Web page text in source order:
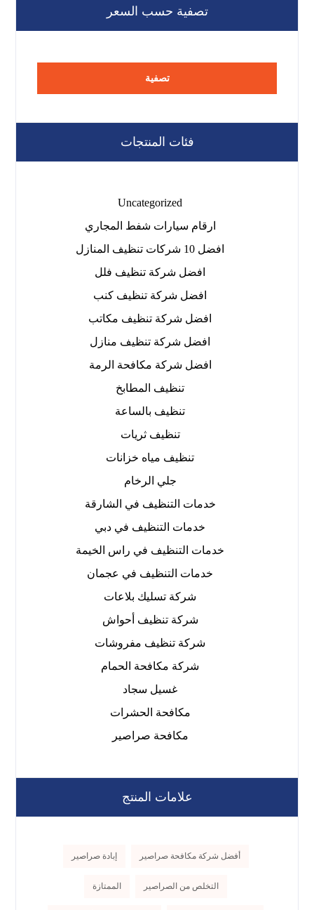
تصفية حسب السعر
تصفية
فئات المنتجات
Uncategorized
ارقام سيارات شفط المجاري
افضل 10 شركات تنظيف المنازل
افضل شركة تنظيف فلل
افضل شركة تنظيف كنب
افضل شركة تنظيف مكاتب
افضل شركة تنظيف منازل
افضل شركة مكافحة الرمة
تنظيف المطابخ
تنظيف بالساعة
تنظيف ثريات
تنظيف مياه خزانات
جلي الرخام
خدمات التنظيف في الشارقة
خدمات التنظيف في دبي
خدمات التنظيف في راس الخيمة
خدمات التنظيف في عجمان
شركة تسليك بلاعات
شركة تنظيف أحواش
شركة تنظيف مفروشات
شركة مكافحة الحمام
غسيل سجاد
مكافحة الحشرات
مكافحة صراصير
علامات المنتج
أفضل شركة مكافحة صراصير إبادة صراصير
التخلص من الصراصير الممتازة